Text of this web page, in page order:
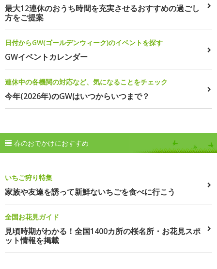
最大12連休のおうち時間を充実させるおすすめの過ごし
方をご提案
日付からGW(ゴールデンウィーク)のイベントを探す
GWイベントカレンダー
連休中の各機関の対応など、気になることをチェック
今年(2026年)のGWはいつからいつまで？
春のおでかけにおすすめ
いちご狩り特集
家族や友達を誘って新鮮ないちごを食べに行こう
全国お花見ガイド
見頃時期がわかる！全国1400カ所の桜名所・お花見スポ
ット情報を掲載